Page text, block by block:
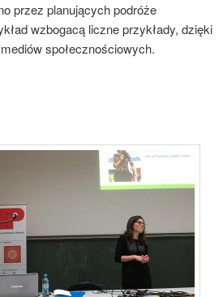
przez planujących podróże
wzbogacą liczne przykłady, dzięki
społecznościowych.